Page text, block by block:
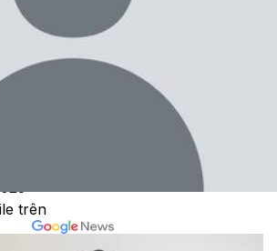
độ trên Google Pixel
sự hữu ích?
trên